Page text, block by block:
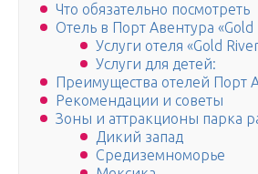
Что обязательно посмотреть
Отель в Порт Авентура «Gold
Услуги отеля «Gold
Услуги для детей:
Преимущества отелей Порт
Рекомендации и советы
Зоны и аттракционы парка
Дикий запад
Средиземноморье